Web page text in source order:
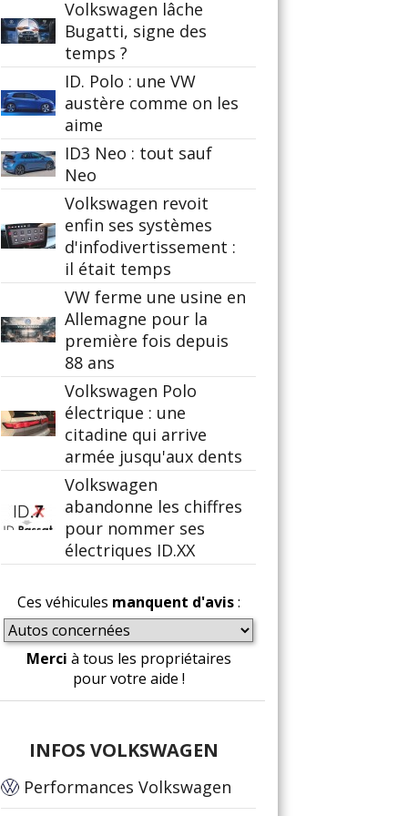
Volkswagen lâche
Bugatti, signe des
temps ?
ID. Polo : une VW
austère comme on les
aime
ID3 Neo : tout sauf
Neo
Volkswagen revoit
enfin ses systèmes
d'infodivertissement :
il était temps
VW ferme une usine en
Allemagne pour la
première fois depuis
88 ans
Volkswagen Polo
électrique : une
citadine qui arrive
armée jusqu'aux dents
Volkswagen
abandonne les chiffres
pour nommer ses
électriques ID.XX
Ces véhicules manquent d'avis:
Merci à tous les propriétaires
pour votre aide !
INFOS VOLKSWAGEN
Performances Volkswagen